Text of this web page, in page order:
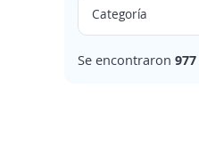
Se encontraron 977